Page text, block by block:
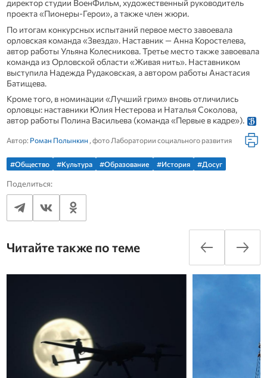
директор студии ВоенФильм, художественный руководитель
проекта «Пионеры-Герои», а также член жюри.
По итогам конкурсных испытаний первое место завоевала
орловская команда «Звезда». Наставник — Анна Коростелева,
автор работы Ульяна Колесникова. Третье место также завоевала
команда из Орловской области «Живая нить». Наставником
выступила Надежда Рудаковская, а автором работы Анастасия
Батищева.
Кроме того, в номинации «Лучший грим» вновь отличились
орловцы: наставники Юлия Нестерова и Наталья Соколова,
автор работы Полина Васильева (команда «Первые в кадре»).
Автор: Роман Полынкин , фото Лаборатории социального развития
#Общество #Культура #Образование #История #Досуг
Поделиться:
Читайте также по теме